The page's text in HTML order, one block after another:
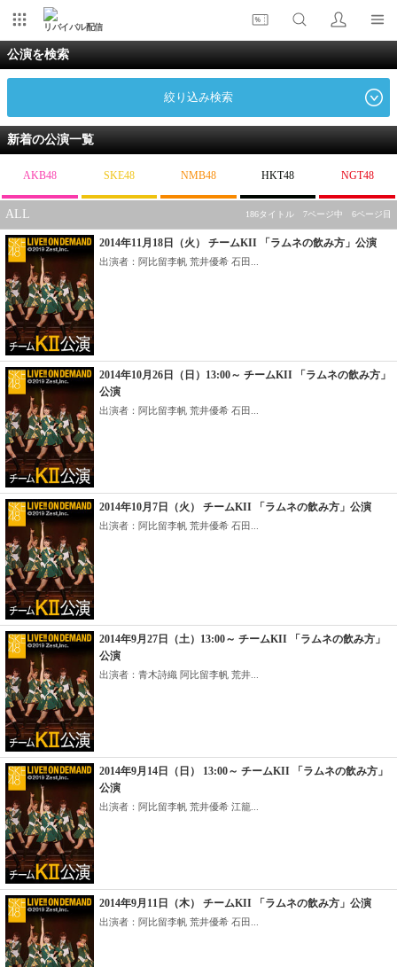
リバイバル配信
公演を検索
絞り込み検索
新着の公演一覧
AKB48 SKE48 NMB48 HKT48 NGT48
ALL 186タイトル 7ページ中 6ページ目
2014年11月18日（火） チームKII 「ラムネの飲み方」公演
出演者：阿比留李帆 荒井優希 石田...
2014年10月26日（日）13:00～ チームKII 「ラムネの飲み方」
公演
出演者：阿比留李帆 荒井優希 石田...
2014年10月7日（火） チームKII 「ラムネの飲み方」公演
出演者：阿比留李帆 荒井優希 石田...
2014年9月27日（土）13:00～ チームKII 「ラムネの飲み方」
公演
出演者：青木詩織 阿比留李帆 荒井...
2014年9月14日（日） 13:00～ チームKII 「ラムネの飲み方」
公演
出演者：阿比留李帆 荒井優希 江籠...
2014年9月11日（木） チームKII 「ラムネの飲み方」公演
出演者：阿比留李帆 荒井優希 石田...